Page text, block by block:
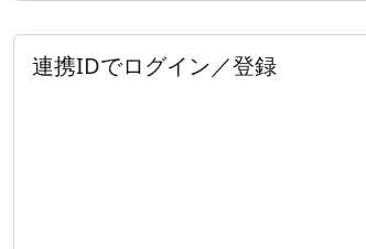
連携IDでログイン／登録